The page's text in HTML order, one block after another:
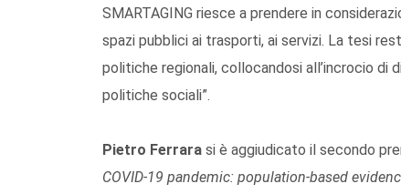
SMARTAGING riesce a prendere in
spazi pubblici ai trasporti, ai servizi. La tesi
politiche regionali, collocandosi all’incrocio
politiche sociali”.
Pietro Ferrara si è aggiudicato il secondo
COVID-19 pandemic: population-based